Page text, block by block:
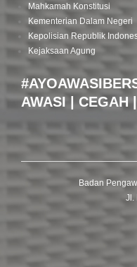
Mahkamah Konstitusi
Kementerian Dalam Negeri
Kepolisian Republik
Kejaksaan Agung
AWASI | CEGAH
Badan
Jl.